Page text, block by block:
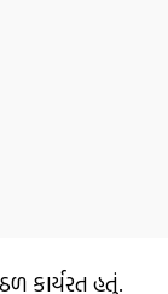
કાર્યરત હતું.